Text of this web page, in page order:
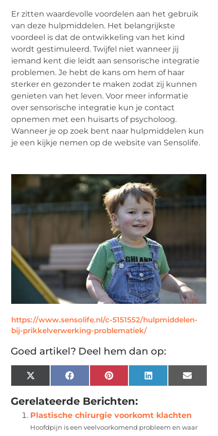
Er zitten waardevolle voordelen aan het gebruik
van deze hulpmiddelen. Het belangrijkste
voordeel is dat de ontwikkeling van het kind
wordt gestimuleerd. Twijfel niet wanneer jij
iemand kent die leidt aan sensorische integratie
problemen. Je hebt de kans om hem of haar
sterker en gezonder te maken zodat zij kunnen
genieten van het leven. Voor meer informatie
over sensorische integratie kun je contact
opnemen met een huisarts of psycholoog.
Wanneer je op zoek bent naar hulpmiddelen kun
je een kijkje nemen op de website van Sensolife.
https://www.sensolife.nl/c-5151552/hulpmiddelen-
bij-prikkelverwerking-problematiek/
Goed artikel? Deel hem dan op:
X
(Twitter)
FacebookPinterest LinkedIn Email
Gerelateerde Berichten:
Plastische chirurgie voorkomt klachten
Hoofdpijn is een veelvoorkomend probleem en waar